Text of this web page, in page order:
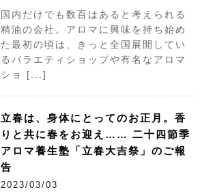
国内だけでも数百はあると考えられる
精油の会社。アロマに興味を持ち始め
た最初の頃は、きっと全国展開してい
るバラエティショップや有名なアロマ
ショ [...]
立春は、身体にとってのお正月。香
りと共に春をお迎え…… 二十四節季
アロマ養生塾「立春大吉祭」のご報
告
2023/03/03